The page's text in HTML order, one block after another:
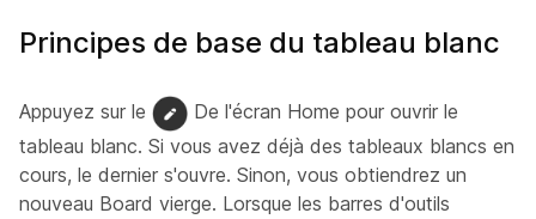
Principes de base du tableau blanc
Appuyez sur le
De l'écran Home pour ouvrir le
tableau blanc. Si vous avez déjà des tableaux blancs en
cours, le dernier s'ouvre. Sinon, vous obtiendrez un
nouveau Board vierge. Lorsque les barres d'outils